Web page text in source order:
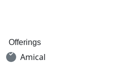
Offerings
Amical